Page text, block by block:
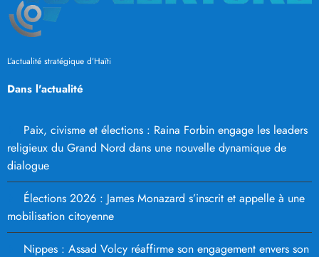
L’actualité stratégique d’Haïti
Dans l'actualité
Paix, civisme et élections : Raina Forbin engage les leaders
religieux du Grand Nord dans une nouvelle dynamique de
dialogue
Élections 2026 : James Monazard s’inscrit et appelle à une
mobilisation citoyenne
Nippes : Assad Volcy réaffirme son engagement envers son